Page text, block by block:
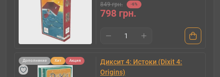
849 грн. -6%
798 грн.
Дополнение Хит Акция
Диксит 4: Истоки (Dixit 4:
Origins)